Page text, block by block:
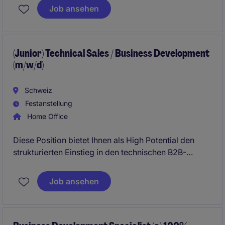
Der Fokus dieser Rolle liegt klar auf der
Job ansehen
(Junior) Technical Sales / Business Development
(m/w/d)
Schweiz
Festanstellung
Home Office
Diese Position bietet Ihnen als High Potential den
strukturierten Einstieg in den technischen B2B-
klaren Entwicklungsperspektiven. Sie übernehmen
früh Verantwortung für anspruchsvolle
Job ansehen